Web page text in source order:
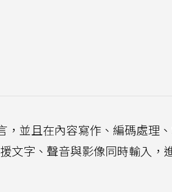
，並且在內容寫作、編碼處理
文字、聲音與影像同時輸入，